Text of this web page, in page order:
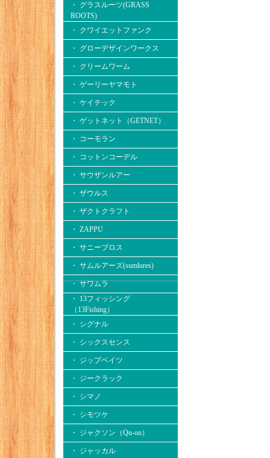
・ グラスルーツ(GRASS
ROOTS)
・ クワイエットファンク
・ グローデザインワークス
・ クリームワーム
・ ゲーリーヤマモト
・ ケイテック
・ ゲットネット（GETNET）
・ コーモラン
・ コットンコーデル
・ サウザンルアー
・ ザウルス
・ ザクトクラフト
・ ZAPPU
・ サニーブロス
・ サムルアーズ(sumlures)
・ サワムラ
・ 13フィッシング
（13Fishing）
・ シグナル
・ シックスセンス
・ ジップベイツ
・ ジークラック
・ シマノ
・ シモツケ
・ ジャクソン（Qu-on）
・ ジャッカル